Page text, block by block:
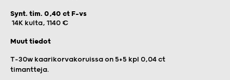
Synt. tim. 0,40 ct F-vs
14K kulta, 1140 €
Muut tiedot
T-30w kaarikorvakoruissa on 5+5 kpl 0,04 ct
timantteja.